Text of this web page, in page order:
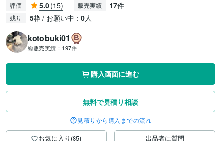
評価 5.0(15) 販売実績 17件
残り 5枠 / お願い中： 0人
kotobuki01
総販売実績： 197件
購入画面に進む
無料で見積り相談
見積りから購入までの流れ
お気に入り(85) 出品者に質問